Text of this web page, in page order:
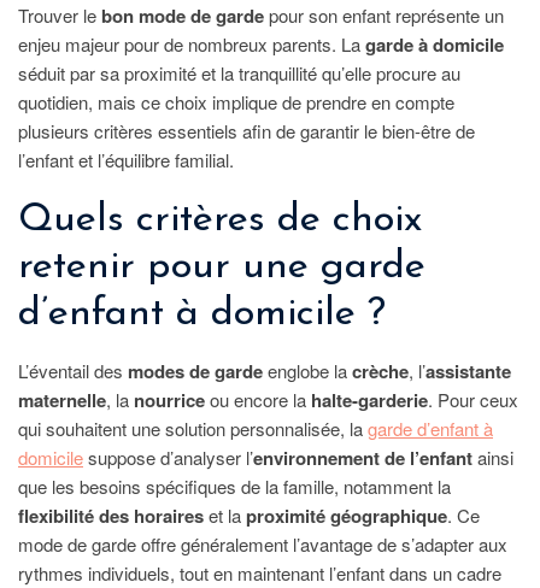
Trouver le bon mode de gardepour son enfant représente un
enjeu majeur pour de nombreux parents. Lagarde à domicile
séduit par sa proximité et la tranquillité qu’elle procure au
quotidien, mais ce choix implique de prendre en compte
plusieurs critères essentiels afin de garantir le bien-être de
l’enfant et l’équilibre familial.
Quels critères de choix
retenir pour une garde
d’enfant à domicile ?
L’éventail des modes de gardeenglobe lacrèche, l’assistante
maternelle, la nourriceou encore la halte-garderie. Pour ceux
qui souhaitent une solution personnalisée, lagarde d’enfant à
domicilesuppose d’analyser l’environnement de l’enfantainsi
que les besoins spécifiques de la famille, notamment la
flexibilité des horaireset laproximité géographique. Ce
mode de garde offre généralement l’avantage de s’adapter aux
rythmes individuels, tout en maintenant l’enfant dans un cadre